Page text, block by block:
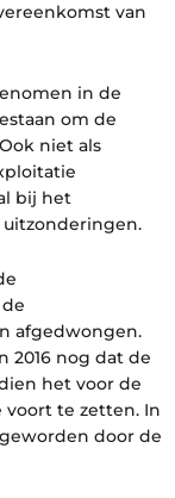
van
in de
om de
niet als
bij het
uitzonderingen.
afgedwongen.
2016 nog dat de
het voor de
te zetten. In
door de